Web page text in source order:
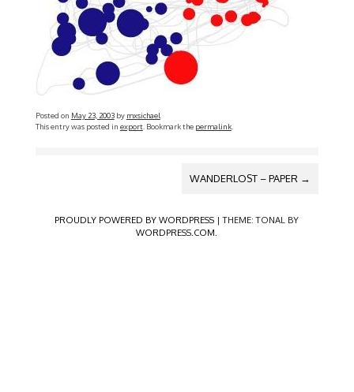
Posted on May 23, 2003by mxsichael
This entry was posted in export. Bookmark the permalink.
NAVIGATION
WANDERLOST – PAPER →
PROUDLY POWERED BY WORDPRESS |THEME: TONAL BY
WORDPRESS.COM